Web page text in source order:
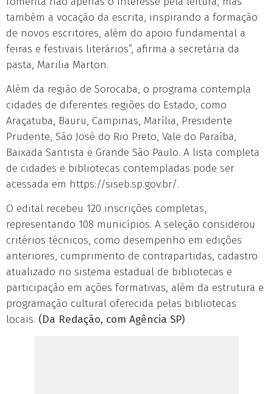
também a vocação da escrita, inspirando a formação
de novos escritores, além do apoio fundamental a
feiras e festivais literários”, afirma a secretária da
pasta, Marilia Marton.
Além da região de Sorocaba, o programa contempla
cidades de diferentes regiões do Estado, como
Araçatuba, Bauru, Campinas, Marília, Presidente
Prudente, São José do Rio Preto, Vale do Paraíba,
Baixada Santista e Grande São Paulo. A lista completa
de cidades e bibliotecas contempladas pode ser
acessada em https://siseb.sp.gov.br/.
O edital recebeu 120 inscrições completas,
representando 108 municípios. A seleção considerou
critérios técnicos, como desempenho em edições
anteriores, cumprimento de contrapartidas, cadastro
atualizado no sistema estadual de bibliotecas e
participação em ações formativas, além da estrutura e
programação cultural oferecida pelas bibliotecas
locais. (Da Redação, com Agência SP)